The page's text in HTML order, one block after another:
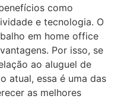
como
e tecnologia. O
em home office
Por isso, se
ao aluguel de
atual, essa é uma das
as melhores